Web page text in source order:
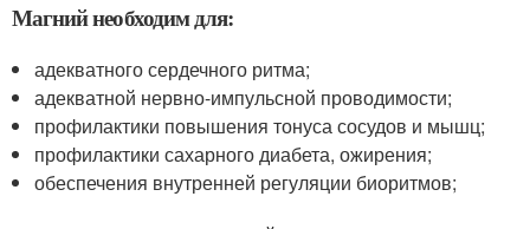
Магний необходим для:
адекватного сердечного ритма;
адекватной нервно-импульсной проводимости;
профилактики повышения тонуса сосудов и мышц;
профилактики сахарного диабета, ожирения;
обеспечения внутренней регуляции биоритмов;